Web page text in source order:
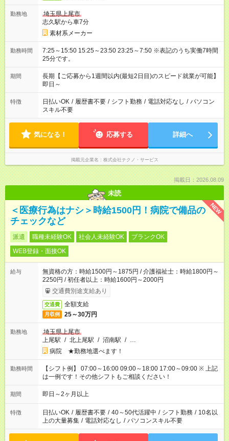
勤務地
埼玉県上尾市
志久駅から車7分
素材系メーカー
勤務時間
7:25～15:50 15:25～23:50 23:25～7:50 ※表記のうち実働7時間
25分です。
期間
長期【ご応募から1週間以内(最短2日目)のスピード就業が可能】
即日～
特徴 日払いOK / 履歴書不要 / シフト勤務 / 電話対応なし / パソコン
スキル不要
気になる！ 応募する 詳細へ
掲載元企業名 株式会社テクノ・サービス
掲載日：2026.08.09
未読
NEW
＜医療行為はナシ＞時給1500円！病院で備品の
チェックなど
派遣 職種未経験OK 社会人未経験OK
ブランクOK
WEB登録・面接OK
給与
無資格の方：時給1500円～1875円 / 介護福祉士：時給1800円～
2250円 / 初任者以上：時給1600円～2000円
交通費別途支給あり
交通費 全額支給
月収例 25～30万円
勤務地
埼玉県上尾市
上尾駅 / 北上尾駅 / 沼南駅 / …
病院 ★勤務地選べます！
勤務時間
【シフト例】 07:00～16:00 09:00～18:00 17:00～09:00 ※ 上記
は一例です！その他シフトもご相談ください！
期間 即日～2ヶ月以上
特徴 日払いOK / 履歴書不要 / 40～50代活躍中 / シフト勤務 / 10名以
上の大量募集 / 電話対応なし / パソコンスキル不要